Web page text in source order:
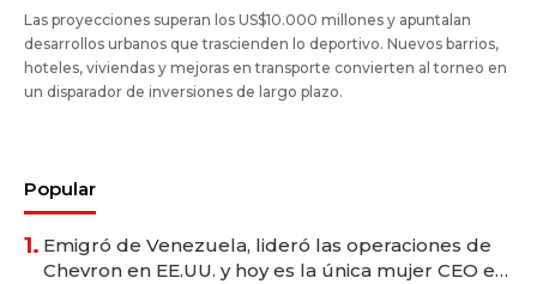
Las proyecciones superan los US$10.000 millones y apuntalan
desarrollos urbanos que trascienden lo deportivo. Nuevos barrios,
hoteles, viviendas y mejoras en transporte convierten al torneo en
un disparador de inversiones de largo plazo.
Popular
1. Emigró de Venezuela, lideró las operaciones de
Chevron en EE.UU. y hoy es la única mujer CEO en